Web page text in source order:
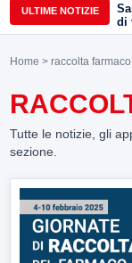
ULTIME NOTIZIE
di
Home > raccolta farmaco
Tutte le notizie, gli
sezione.